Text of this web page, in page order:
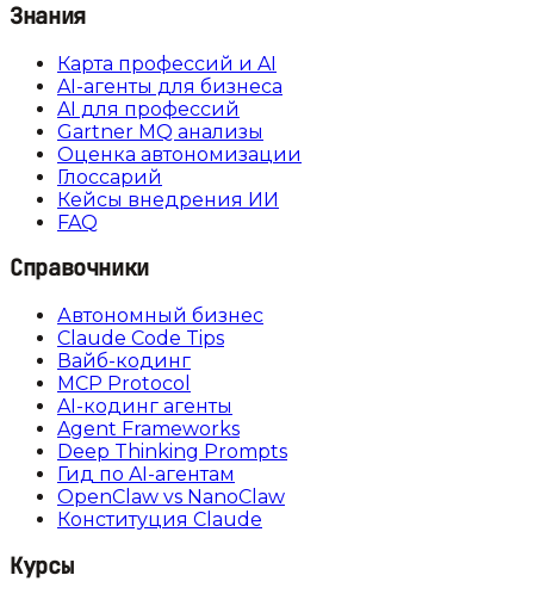
Знания
Карта профессий и AI
AI-агенты для бизнеса
AI для профессий
Gartner MQ анализы
Оценка автономизации
Глоссарий
Кейсы внедрения ИИ
FAQ
Справочники
Автономный бизнес
Claude Code Tips
Вайб-кодинг
MCP Protocol
AI-кодинг агенты
Agent Frameworks
Deep Thinking Prompts
Гид по AI-агентам
OpenClaw vs NanoClaw
Конституция Claude
Курсы